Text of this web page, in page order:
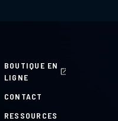
BOUTIQUE EN
LIGNE
CONTACT
RESSOURCES